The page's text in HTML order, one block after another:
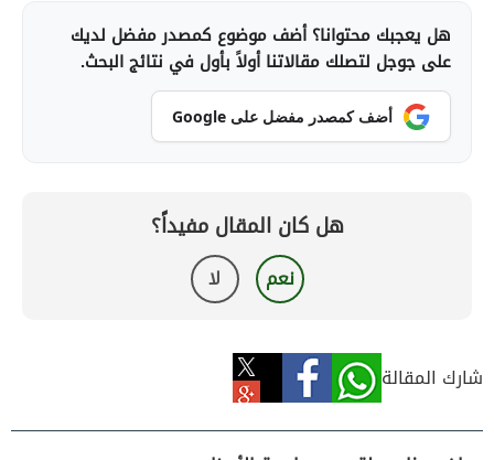
هل يعجبك محتوانا؟ أضف موضوع كمصدر مفضل لديك
على جوجل لتصلك مقالاتنا أولاً بأول في نتائج البحث.
أضف كمصدر مفضل على Google
هل كان المقال مفيداً؟
نعم لا
شارك المقالة